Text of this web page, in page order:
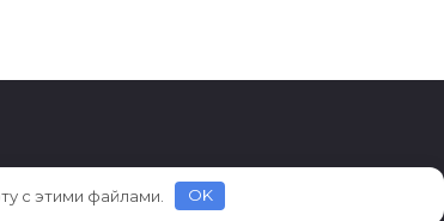
с этими файлами. OK